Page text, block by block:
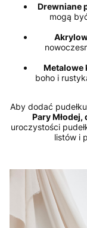
Drewniane
mogą
Metalowe
boho i
Aby dodać
Pary
uroczystości
listów i